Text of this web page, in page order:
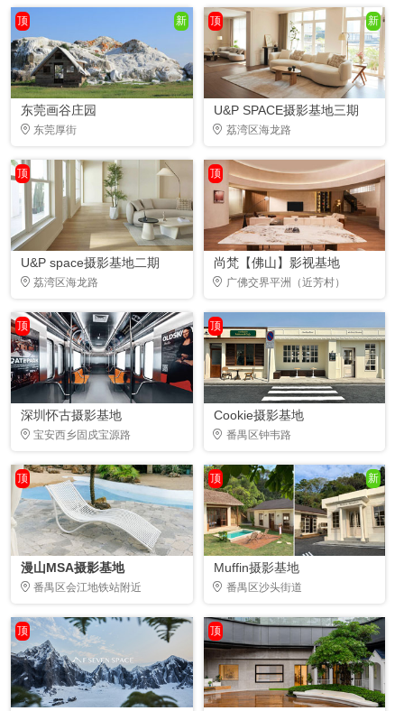
新
顶
东莞画谷庄园
东莞厚街
新
顶
U&P SPACE摄影基地三期
荔湾区海龙路
顶
U&P space摄影基地二期
荔湾区海龙路
顶
尚梵【佛山】影视基地
广佛交界平洲（近芳村）
顶
深圳怀古摄影基地
宝安西乡固戍宝源路
顶
Cookie摄影基地
番禺区钟韦路
顶
漫山MSA摄影基地
番禺区会江地铁站附近
新
顶
Muffin摄影基地
番禺区沙头街道
顶 顶